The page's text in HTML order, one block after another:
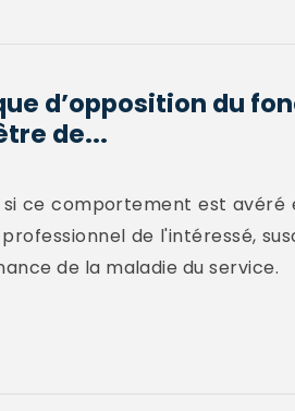
d’opposition du
de...
ce comportement est
de l'intéressé,
de la maladie du service.